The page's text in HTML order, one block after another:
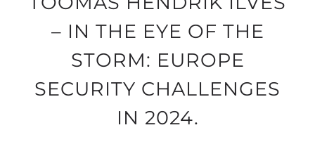
– IN THE EYE OF THE
STORM: EUROPE
SECURITY CHALLENGES
IN 2024.